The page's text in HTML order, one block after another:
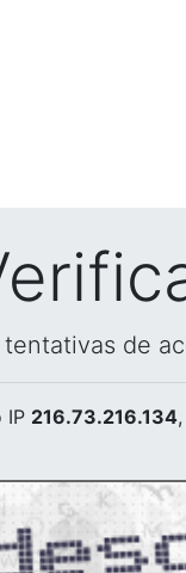
de
IP 216.73.216.134